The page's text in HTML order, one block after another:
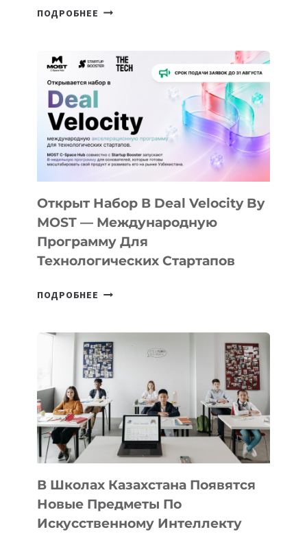
ПОДРОБНЕЕ ОТ
АЛМАТЫ:
КАК
AI
YOUTH
CAMP
ДАЛ
30
ПОДРОСТКАМ
БИЛЕТ
В
ПРЕДПРИНИМАТЕЛЬСТВО
Открыт Набор В Deal Velocity By
MOST — Международную
Программу Для
Технологических Стартапов
ПОДРОБНЕЕ ОТКРЫТ
DEAL
VELOCITY
BY
MOST
—
МЕЖДУНАРОДНУЮ
ПРОГРАММУ
ДЛЯ
ТЕХНОЛОГИЧЕСКИХ
В Школах Казахстана Появятся
Новые Предметы По
Искусственному Интеллекту